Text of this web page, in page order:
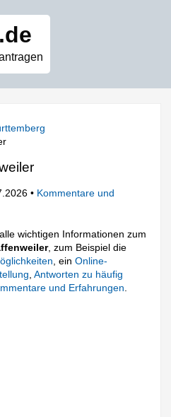
• Kommentare und
wichtigen Informationen zum
, zum Beispiel die
, einOnline-
,Antworten zu häufig
und Erfahrungen